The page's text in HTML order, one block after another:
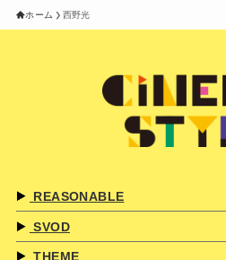
ホーム 西野光
REASONABLE
SVOD
THEME